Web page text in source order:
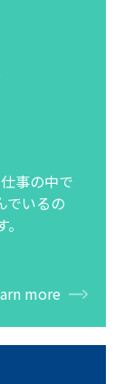
事の中で
でいるの
more